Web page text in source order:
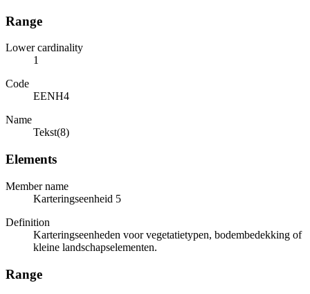
Range
Lower cardinality
1
Code
EENH4
Name
Tekst(8)
Elements
Member name
Karteringseenheid 5
Definition
Karteringseenheden voor vegetatietypen, bodembedekking of
kleine landschapselementen.
Range